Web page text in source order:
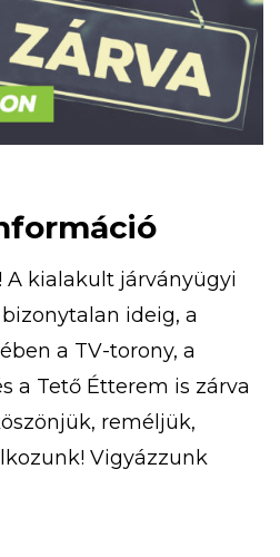
[…]
A kialakult járványügyi
ideig, a
a TV-torony, a
a Tető Étterem is zárva
reméljük,
Vigyázzunk